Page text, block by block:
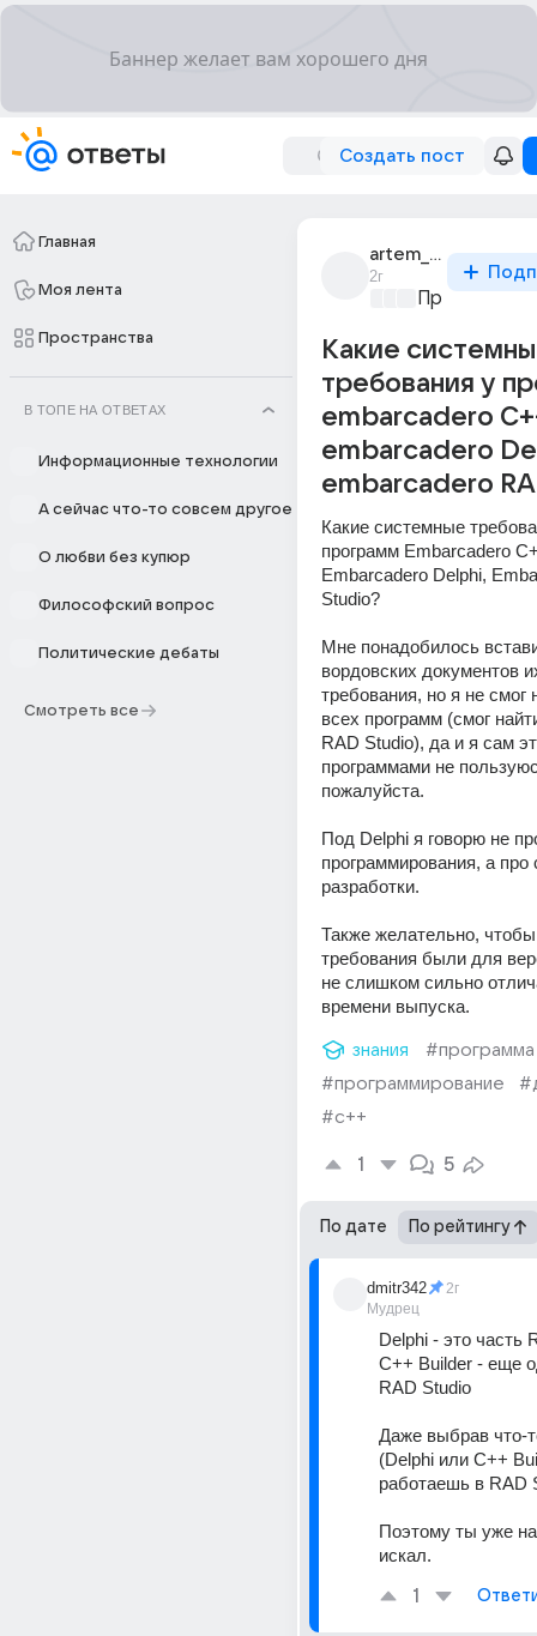
Создать пост
Главная
Моя лента
Пространства
В ТОПЕ НА ОТВЕТАХ
Информационные технологии
А сейчас что-то совсем другое
О любви без купюр
Философский вопрос
Политические дебаты
Смотреть все
artem_pavlov_2040
2г
Какие
требования у
embarcadero
embarcadero
embarcadero
Какие системные
программ Embarcadero
Embarcadero Delphi,
Studio?
Мне понадобилось
вордовских документов
требования, но я не смог
всех программ (смог
RAD Studio), да и я сам
программами не
пожалуйста.
Под Delphi я говорю не
программирования, а про
разработки.
Также желательно,
требования были для
не слишком сильно
времени выпуска.
знания
#программа
#программирование
#c++
1 5
По дате По рейтингу
dmitr342
Мудрец
2г
Delphi - это часть
С++ Builder - еще
RAD Studio
Даже выбрав что-
(Delphi или C++
работаешь в RAD
Поэтому ты уже
искал.
1